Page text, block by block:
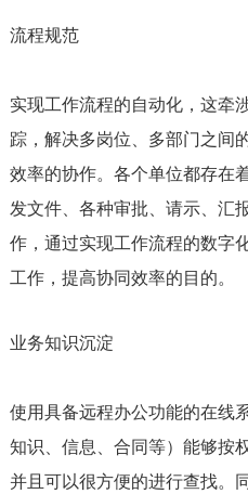
流程规范
实现工作流程的自动化，这牵
踪，解决多岗位、多部门之间
效率的协作。各个单位都存在
发文件、各种审批、请示、汇
作，通过实现工作流程的数字
工作，提高协同效率的目的。
业务知识沉淀
使用具备远程办公功能的在线
知识、信息、合同等）能够按
并且可以很方便的进行查找。